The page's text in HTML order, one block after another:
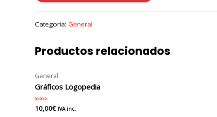
Categoría: General
Productos relacionados
General
Gráficos Logopedia
Valorado
en
10,00€ IVA inc.